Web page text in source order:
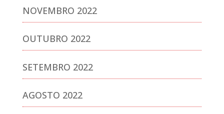
NOVEMBRO 2022
OUTUBRO 2022
SETEMBRO 2022
AGOSTO 2022